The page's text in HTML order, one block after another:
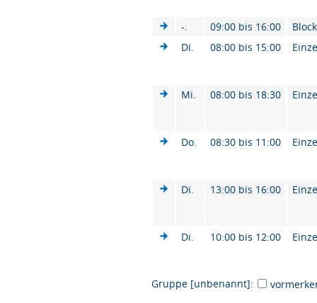
-. 09:00 bis 16:00
Block
Di.
08:00 bis 15:00
Mi. 08:00 bis 18:30
Do. 08:30 bis 11:00
Di. 13:00 bis 16:00
Di. 10:00 bis 12:00
Gruppe [unbenannt]: